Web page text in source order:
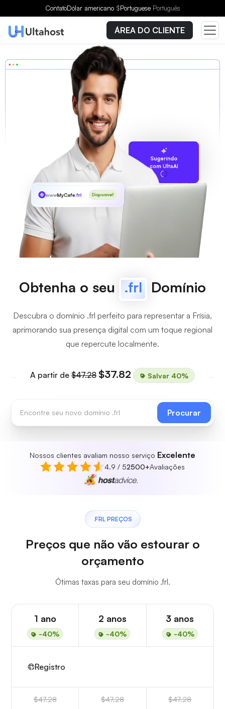
ContatoDólar americano $Portuguese Português
ÁREA DO CLIENTE
Sugerindo
com UltaAI
wwwMyCafe.frl Disponível!
Obtenha o seu .frl Domínio
Descubra o domínio .frl perfeito para representar a Frísia,
aprimorando sua presença digital com um toque regional
que repercute localmente.
A partir de $47.28 $37.82 Salvar 40%
Procurar
Nossos clientes avaliam nosso serviço Excelente
4.9 / 52500+Avaliações
.FRL PREÇOS
Preços que não vão estourar o
orçamento
Ótimas taxas para seu domínio .frl.
1 ano
-40%
2 anos
-40%
3 anos
-40%
Registro
$47.28 $47.28 $47.28